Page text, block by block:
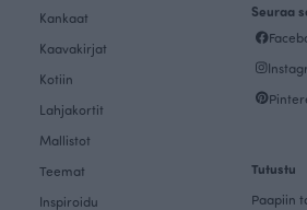
Kankaat
Kaavakirjat
Kotiin
Lahjakortit
Mallistot
Teemat
Inspiroidu
Seuraa
Tutustu
Paapiin